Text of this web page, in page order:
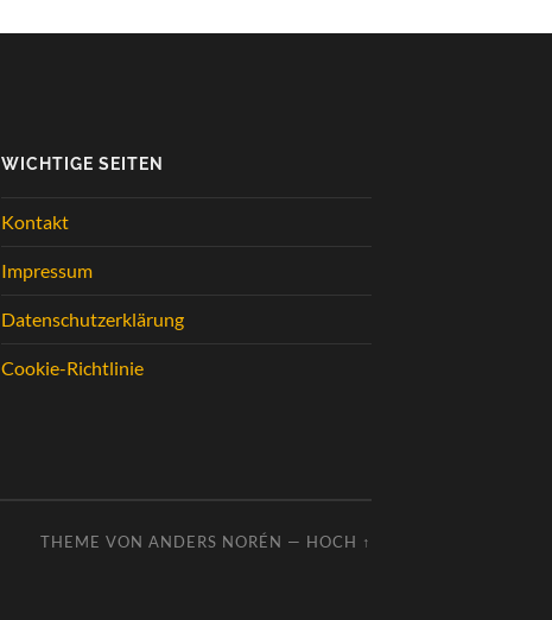
WICHTIGE SEITEN
Kontakt
Impressum
Datenschutzerklärung
Cookie-Richtlinie
THEME VON ANDERS NORÉN — HOCH ↑